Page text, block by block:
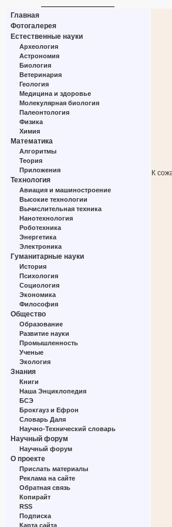
Главная
Фотогалерея
Естественные науки
Археология
Астрономия
Биология
Ветеринария
Геология
Медицина и здоровье
Молекулярная биология
Палеонтология
Физика
Химия
Математика
Алгоритмы
Теория
Приложения
Технология
Авиация и машиностроение
Высокие технологии
Вычислительная техника
Нанотехнология
Роботехника
Энергетика
Электроника
Гуманитарные науки
История
Психология
Социология
Экономика
Философия
Общество
Образование
Развитие науки
Промышленность
Ученые
Экология
Знания
Книги
Наша Энциклопедия
БСЭ
Брокгауз и Ефрон
Словарь Даля
Научно-Технический словарь
Научный форум
Научный форум
О проекте
Прислать материалы
Реклама на сайте
Обратная связь
Копирайт
RSS
Подписка
Карта сайта
К